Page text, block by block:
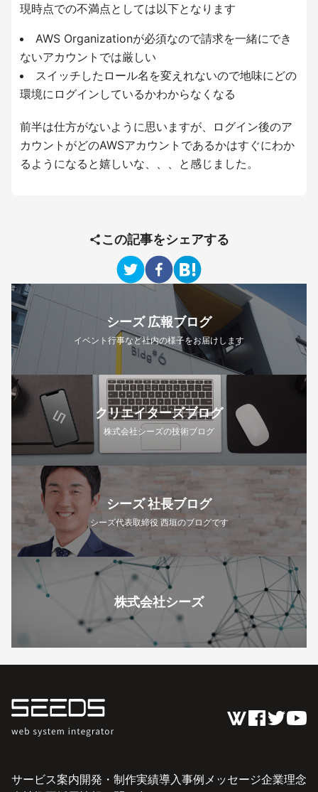
現時点での不満点としては以下となります
AWS Organizationが必須なので請求を一緒にでき
ないアカウントでは厳しい
スイッチしたロール名を変えれないので地味にどの
環境にログインしているかわからなくなる
前半は仕方がないように思いますが、ログイン後のア
カウントがどのAWSアカウントであるかはすぐにわか
るようになると嬉しいな、、、と感じました。
この記事をシェアする
シーズ 広報ブログ
イベント行事など社内の様子をお届けします
クリエイターズブログ
株式会社シーズの技術ブログ
シーズ 社長ブログ
シーズ代表取締役 西垣のブログです
株式会社シーズ
サービス案内開発・制作実績導入事例メッセージ企業理念